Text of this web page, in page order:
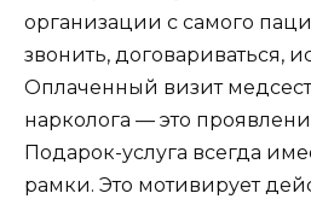
организации с самого
звонить, договариваться,
Оплаченный визит
нарколога — это
Подарок-услуга всегда
рамки. Это мотивирует